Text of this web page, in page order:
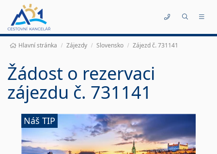
Kontakty
Hlavní stránka Zájezdy Slovensko Zájezd č. 731141
Žádost o rezervaci
zájezdu č. 731141
Náš TIP